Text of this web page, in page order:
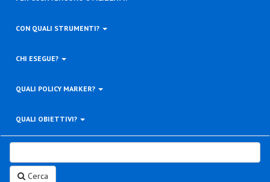
CON QUALI STRUMENTI?
CHI ESEGUE?
QUALI POLICY MARKER?
QUALI OBIETTIVI?
Cerca